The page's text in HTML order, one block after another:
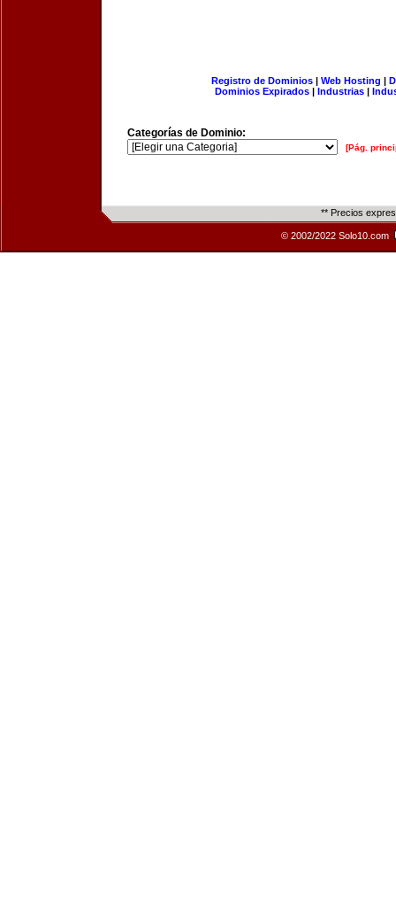
Registro de Dominios| Web Hosting |
Dominios Expirados | Industrias |
Categorías de Dominio:
[Pág.
** Precios
© 2002/2022 Solo10.com